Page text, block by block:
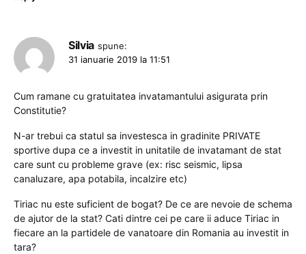
Silvia spune:
31 ianuarie 2019 la 11:51
Cum ramane cu gratuitatea invatamantului asigurata prin
Constitutie?
N-ar trebui ca statul sa investesca in gradinite PRIVATE
sportive dupa ce a investit in unitatile de invatamant de stat
care sunt cu probleme grave (ex: risc seismic, lipsa
canaluzare, apa potabila, incalzire etc)
Tiriac nu este suficient de bogat? De ce are nevoie de schema
de ajutor de la stat? Cati dintre cei pe care ii aduce Tiriac in
fiecare an la partidele de vanatoare din Romania au investit in
tara?